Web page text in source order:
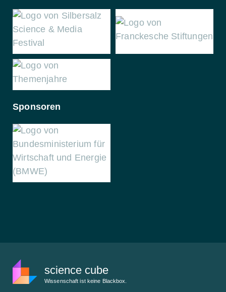
Sponsoren
science cube
Wissenschaft ist keine Blackbox.